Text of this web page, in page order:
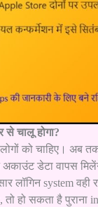
से चालू होगा?
को चाहिए। अब
अकाउंट डेटा वापस
लॉगिन system वही
हो सकता है पुराना